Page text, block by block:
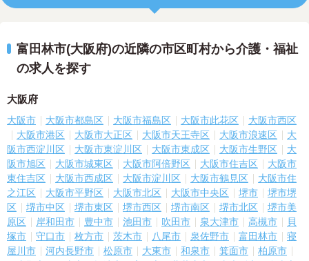
富田林市(大阪府)の近隣の市区町村から介護・福祉
の求人を探す
大阪府
大阪市 大阪市都島区 大阪市福島区 大阪市此花区
大阪市西区
大阪市港区
大阪市大正区 大阪市天王寺区 大阪市浪速区
大
阪市西淀川区
大阪市東淀川区 大阪市東成区 大阪市生野区
大
阪市旭区
大阪市城東区 大阪市阿倍野区 大阪市住吉区
大阪市
東住吉区
大阪市西成区 大阪市淀川区 大阪市鶴見区
大阪市住
之江区
大阪市平野区 大阪市北区 大阪市中央区 堺市
堺市堺
区
堺市中区 堺市東区 堺市西区 堺市南区 堺市北区
堺市美
原区
岸和田市 豊中市 池田市 吹田市 泉大津市 高槻市
貝
塚市
守口市 枚方市 茨木市 八尾市 泉佐野市 富田林市
寝
屋川市
河内長野市 松原市 大東市 和泉市 箕面市
柏原市